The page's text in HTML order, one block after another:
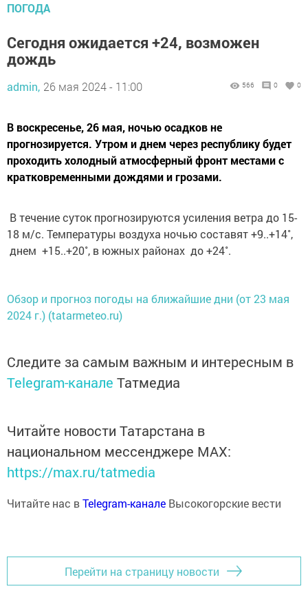
ПОГОДА
Сегодня ожидается +24, возможен
дождь
admin, 26 мая 2024 - 11:00 566 0 0
В воскресенье, 26 мая, ночью осадков не
прогнозируется. Утром и днем через республику будет
проходить холодный атмосферный фронт местами с
кратковременными дождями и грозами.
В течение суток прогнозируются усиления ветра до 15-
18 м/с. Температуры воздуха ночью составят +9..+14˚,
днем +15..+20˚, в южных районах до +24˚.
Обзор и прогноз погоды на ближайшие дни (от 23 мая
2024 г.) (tatarmeteo.ru)
Следите за самым важным и интересным в
Telegram-канале Татмедиа
Читайте новости Татарстана в
национальном мессенджере MАХ:
https://max.ru/tatmedia
Читайте нас вTelegram-канале Высокогорские вести
Перейти на страницу новости